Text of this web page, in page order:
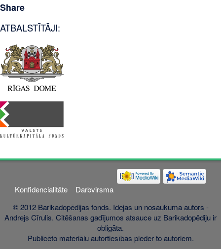
Share
ATBALSTĪTĀJI:
Konfidencialitāte
Darbvirsma
© 2012 Barikadopēdijas fonds. Idejas un nosaukuma autors -
Andrejs Cīrulis. Citēšanas gadījumos atsauce uz Barikadopēdiju ir
obligāta.
Publicēto materiālu autortiesības pieder to autoriem.